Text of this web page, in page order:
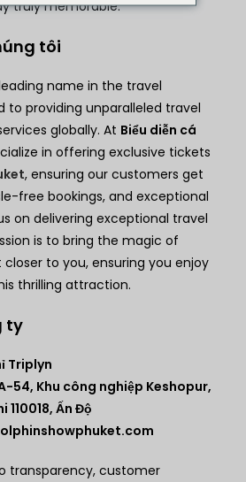
truly memorable.
tôi
name in the travel
providing unparalleled travel
globally. At Biểu diễn cá
in offering exclusive tickets
, ensuring our customers get
free bookings, and exceptional
on delivering exceptional travel
is to bring the magic of
closer to you, ensuring you enjoy
thrilling attraction.
ty
Triplyn
54, Khu công nghiệp Keshopur,
Ấn Độ
transparency, customer